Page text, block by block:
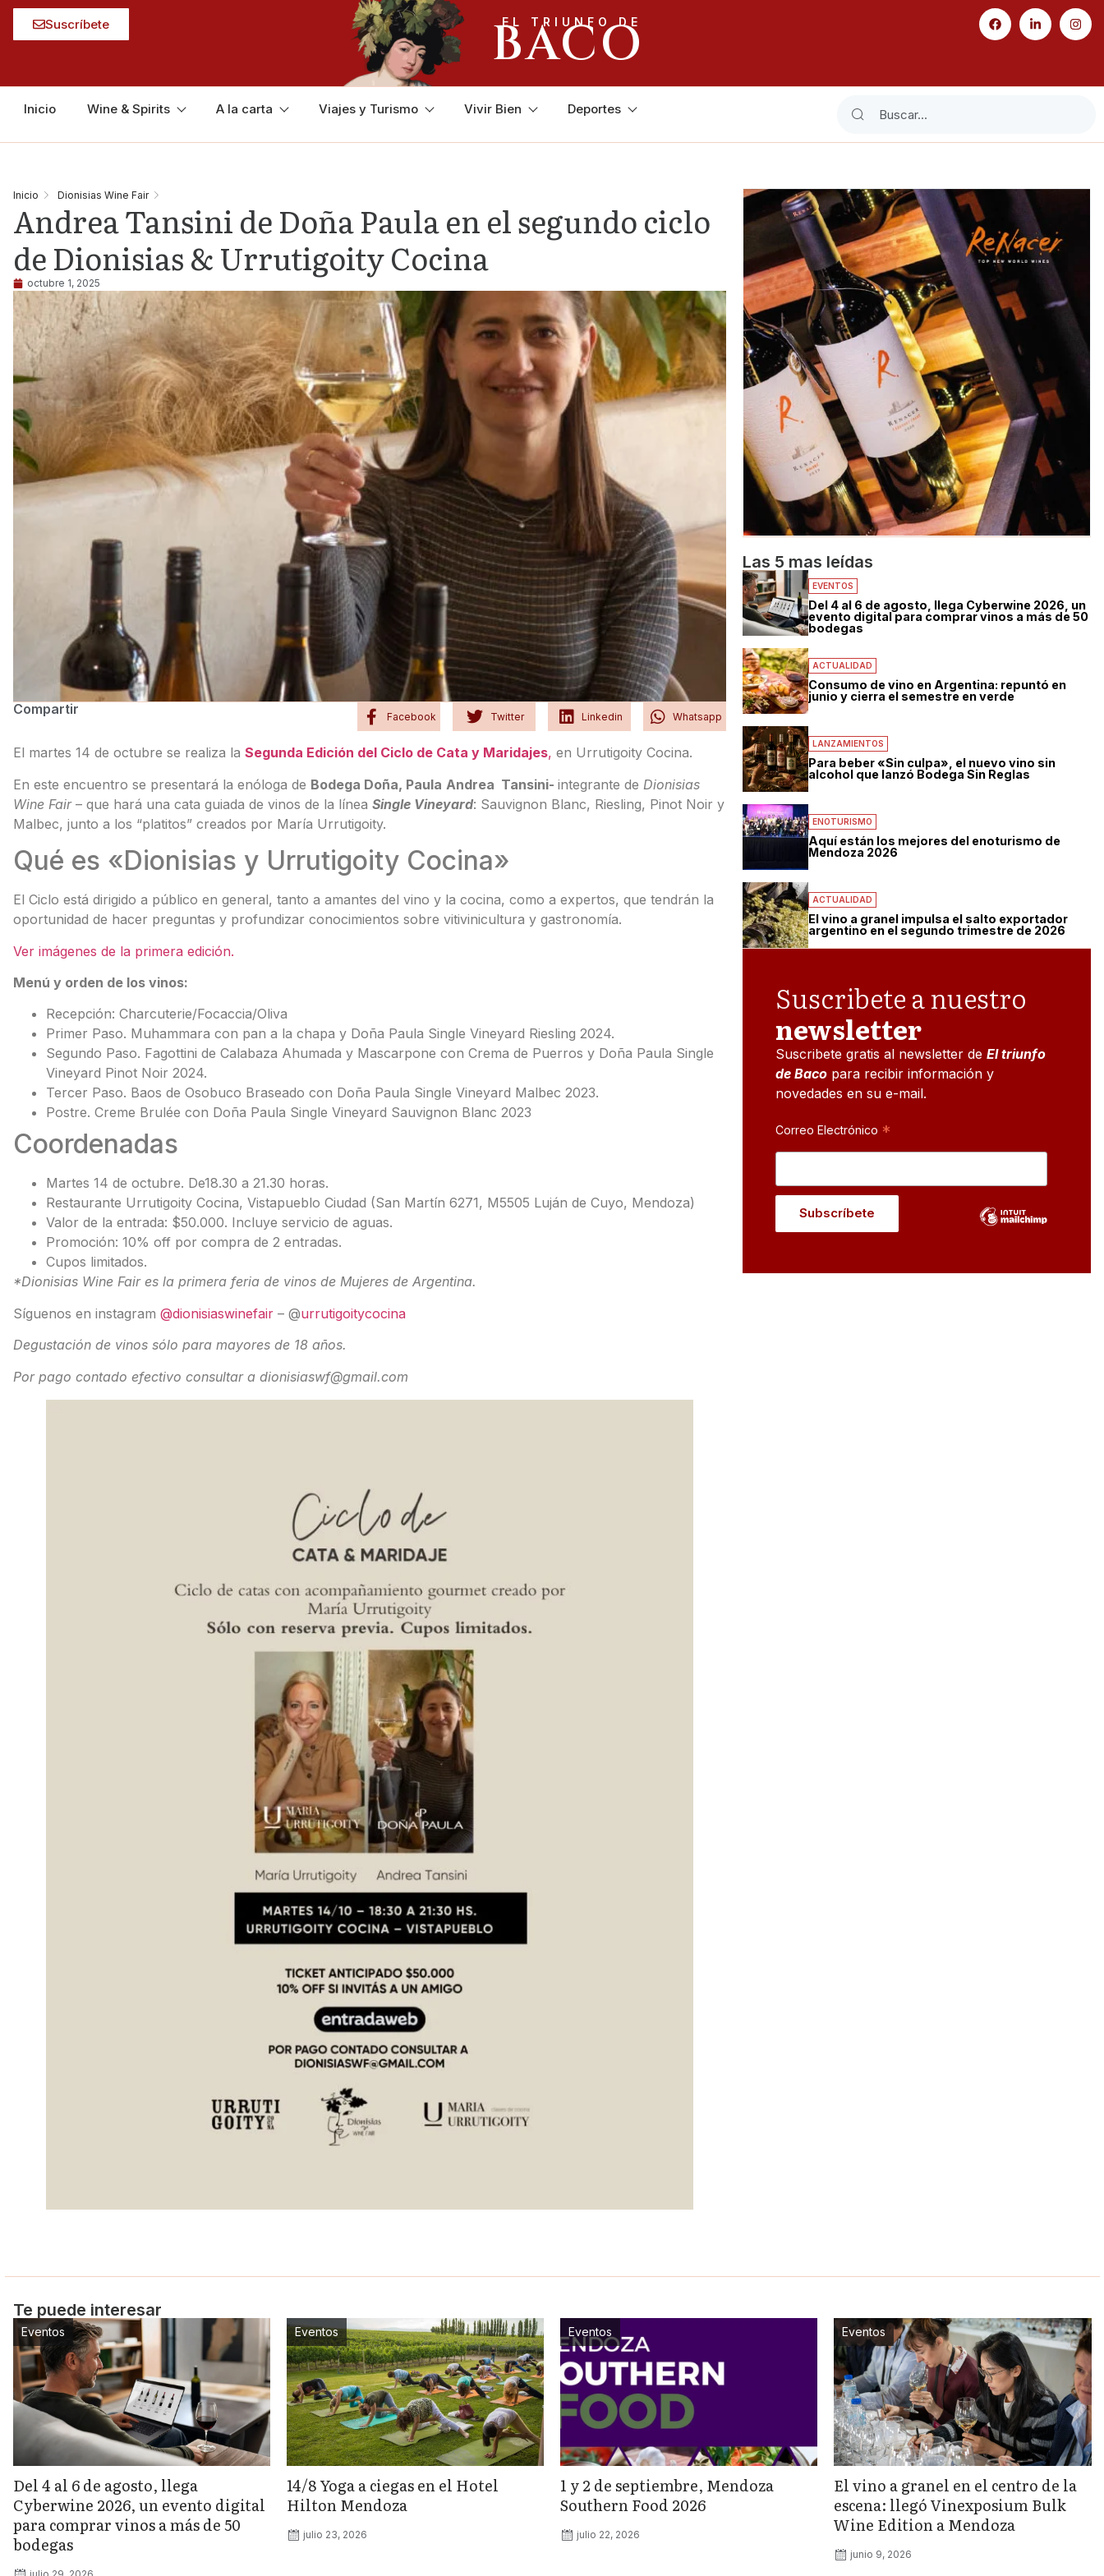
Suscríbete EL TRIUNFO DE
BACO
Inicio Wine & Spirits A la carta Viajes y Turismo Vivir Bien Deportes
Inicio Dionisias Wine Fair
Andrea Tansini de Doña Paula en el segundo ciclo
de Dionisias & Urrutigoity Cocina
octubre 1, 2025
Compartir Facebook Twitter Linkedin Whatsapp
El martes 14 de octubre se realiza la Segunda Edición del Ciclo de Cata y Maridajes, en Urrutigoity Cocina.
En este encuentro se presentará la enóloga de Bodega Doña, Paula Andrea Tansini- integrante de Dionisias
Wine Fair – que hará una cata guiada de vinos de la línea Single Vineyard: Sauvignon Blanc, Riesling, Pinot Noir y
Malbec, junto a los “platitos” creados por María Urrutigoity.
Qué es «Dionisias y Urrutigoity Cocina»
El Ciclo está dirigido a público en general, tanto a amantes del vino y la cocina, como a expertos, que tendrán la
oportunidad de hacer preguntas y profundizar conocimientos sobre vitivinicultura y gastronomía.
Ver imágenes de la primera edición.
Menú y orden de los vinos:
Recepción: Charcuterie/Focaccia/Oliva
Primer Paso. Muhammara con pan a la chapa y Doña Paula Single Vineyard Riesling 2024.
Segundo Paso. Fagottini de Calabaza Ahumada y Mascarpone con Crema de Puerros y Doña Paula Single
Vineyard Pinot Noir 2024.
Tercer Paso. Baos de Osobuco Braseado con Doña Paula Single Vineyard Malbec 2023.
Postre. Creme Brulée con Doña Paula Single Vineyard Sauvignon Blanc 2023
Coordenadas
Martes 14 de octubre. De18.30 a 21.30 horas.
Restaurante Urrutigoity Cocina, Vistapueblo Ciudad (San Martín 6271, M5505 Luján de Cuyo, Mendoza)
Valor de la entrada: $50.000. Incluye servicio de aguas.
Promoción: 10% off por compra de 2 entradas.
Cupos limitados.
*Dionisias Wine Fair es la primera feria de vinos de Mujeres de Argentina.
Síguenos en instagram @dionisiaswinefair– @urrutigoitycocina
Degustación de vinos sólo para mayores de 18 años.
Por pago contado efectivo consultar a dionisiaswf@gmail.com
Las 5 mas leídas
EVENTOS
Del 4 al 6 de agosto, llega Cyberwine 2026, un
evento digital para comprar vinos a más de 50
bodegas
ACTUALIDAD
Consumo de vino en Argentina: repuntó en
junio y cierra el semestre en verde
LANZAMIENTOS
Para beber «Sin culpa», el nuevo vino sin
alcohol que lanzó Bodega Sin Reglas
ENOTURISMO
Aquí están los mejores del enoturismo de
Mendoza 2026
ACTUALIDAD
El vino a granel impulsa el salto exportador
argentino en el segundo trimestre de 2026
Suscribete a nuestro
newsletter
Suscribete gratis al newsletter deEl triunfo
de Baco para recibir información y
novedades en su e-mail.
Correo Electrónico *
Te puede interesar
Eventos
Del 4 al 6 de agosto, llega
Cyberwine 2026, un evento digital
para comprar vinos a más de 50
bodegas
Eventos
14/8 Yoga a ciegas en el Hotel
Hilton Mendoza
julio 23, 2026
Eventos
1 y 2 de septiembre, Mendoza
Southern Food 2026
julio 22, 2026
Eventos
El vino a granel en el centro de la
escena: llegó Vinexposium Bulk
Wine Edition a Mendoza
junio 9, 2026